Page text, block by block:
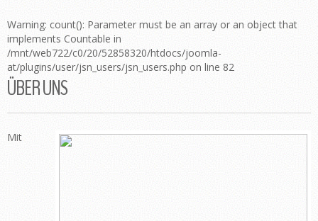
Warning: count(): Parameter must be an array or an object that
implements Countable in
/mnt/web722/c0/20/52858320/htdocs/joomla-
at/plugins/user/jsn_users/jsn_users.php on line 82
ÜBER UNS
Mit